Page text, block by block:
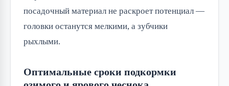
посадочный материал не раскроет потенциал —
головки останутся мелкими, а зубчики
рыхлыми.
Оптимальные сроки подкормки